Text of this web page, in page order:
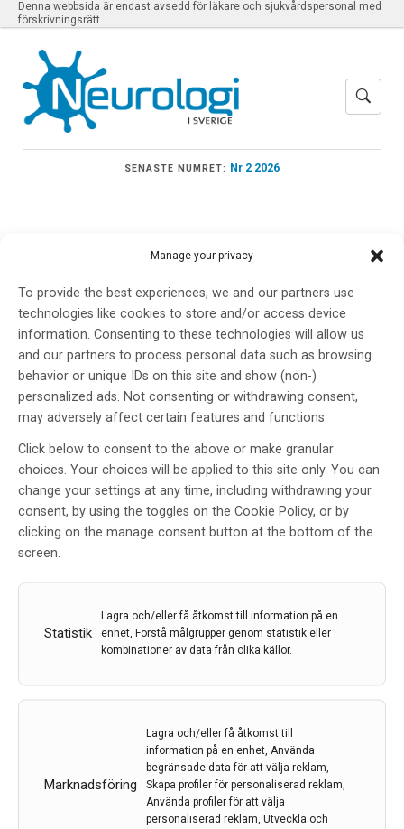
Manage your privacy
To provide the best experiences, we and our partners use
technologies like cookies to store and/or access device
information. Consenting to these technologies will allow us
and our partners to process personal data such as browsing
behavior or unique IDs on this site and show (non-)
personalized ads. Not consenting or withdrawing consent,
may adversely affect certain features and functions.
Click below to consent to the above or make granular
choices. Your choices will be applied to this site only. You can
change your settings at any time, including withdrawing your
consent, by using the toggles on the Cookie Policy, or by
clicking on the manage consent button at the bottom of the
screen.
Statistik
Lagra och/eller få åtkomst till information på en
enhet, Förstå målgrupper genom statistik eller
kombinationer av data från olika källor.
Marknadsföring
Lagra och/eller få åtkomst till
information på en enhet, Använda
begränsade data för att välja reklam,
Skapa profiler för personaliserad reklam,
Använda profiler för att välja
personaliserad reklam, Utveckla och
Denna webbsida är endast avsedd för läkare och sjukvårdspersonal med
förskrivningsrätt.
SENASTE NUMRET: Nr 2 2026
Irina Iakovleva
Ny kunskap om olösliga fibrer
som kan förorsaka
Skelleftesjukan
AvUmeå universitet
17 dec 2021
Felveckade, olösliga proteinfibrer kan orsaka sjukdom
genom att över tid ansamlas i olika organ. Nu har
framställa läkemedel som inte bara förhindrar att
fibrerna uppstår, utan även kan användas för att lösa
upp redan bildade fibrer.